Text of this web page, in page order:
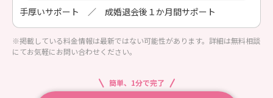
手厚いサポート ／ 成婚退会後１か月間サポート
※掲載している料金情報は最新ではない可能性があります。詳細は無料相談
にてお気軽にお問い合わせください。
簡単、1分で完了